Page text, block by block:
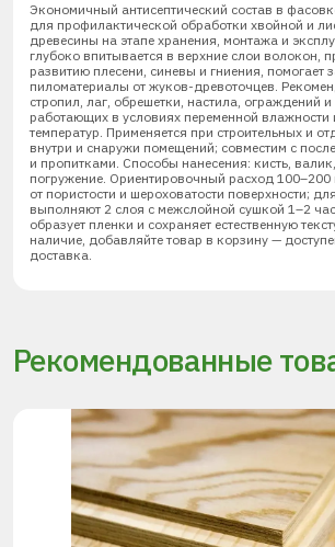
Экономичный антисептический состав в
для профилактической обработки хвойной и
древесины на этапе хранения, монтажа и
глубоко впитывается в верхние слои волокон,
развитию плесени, синевы и гниения, помогает
пиломатериалы от жуков-древоточцев.
стропил, лаг, обрешетки, настила, ограждений и
работающих в условиях переменной влажности
температур. Применяется при строительных и
внутри и снаружи помещений; совместим с
и пропитками. Способы нанесения: кисть,
погружение. Ориентировочный расход 100–200
от пористости и шероховатости поверхности;
выполняют 2 слоя с межслойной сушкой 1–2
образует пленки и сохраняет естественную
наличие, добавляйте товар в корзину —
доставка.
Рекомендованные